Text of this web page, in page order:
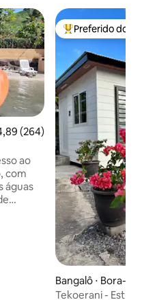
de uma avaliação média de
(264)
ao
com
águas
Entre os
Preferido dos
Bangalô ⋅ Bora-
Tekoerani -